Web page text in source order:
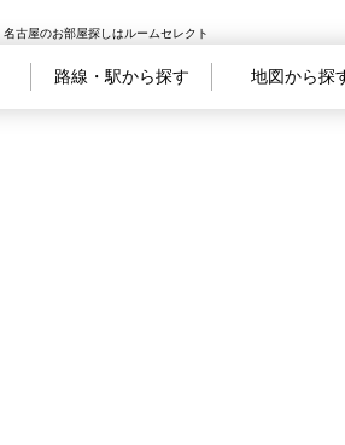
名古屋のお部屋探しはルームセレクト
路線・駅から探す 地図から探